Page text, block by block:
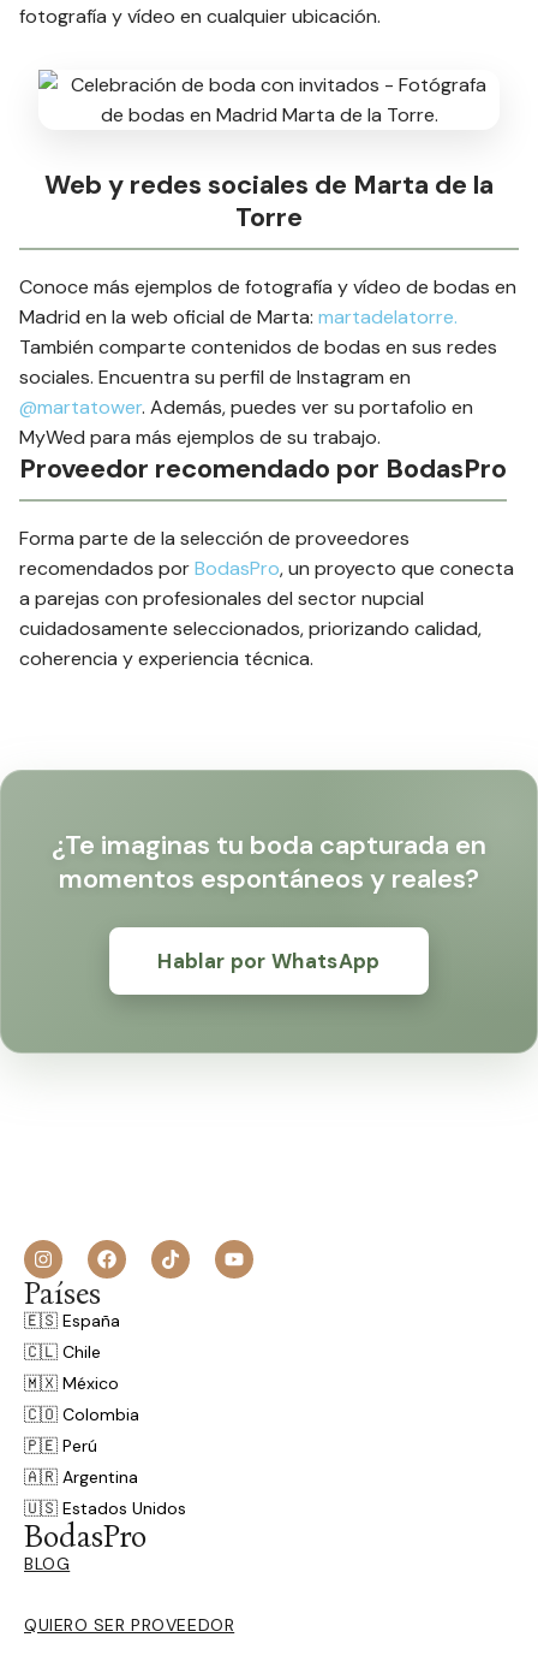
fotografía y vídeo en cualquier ubicación.
Web y redes sociales de Marta de la
Torre
Conoce más ejemplos de fotografía y vídeo de bodas en
Madrid en la web oficial de Marta: martadelatorre.
También comparte contenidos de bodas en sus redes
sociales. Encuentra su perfil de Instagram en
@martatower. Además, puedes ver su portafolio en
MyWed para más ejemplos de su trabajo.
Proveedor recomendado por BodasPro
Forma parte de la selección de proveedores
recomendados porBodasPro, un proyecto que conecta
a parejas con profesionales del sector nupcial
cuidadosamente seleccionados, priorizando calidad,
coherencia y experiencia técnica.
¿Te imaginas tu boda capturada en
momentos espontáneos y reales?
Hablar por WhatsApp
Países
🇪🇸 España
🇨🇱 Chile
🇲🇽 México
🇨🇴 Colombia
🇵🇪 Perú
🇦🇷 Argentina
🇺🇸 Estados Unidos
BodasPro
BLOG
QUIERO SER PROVEEDOR